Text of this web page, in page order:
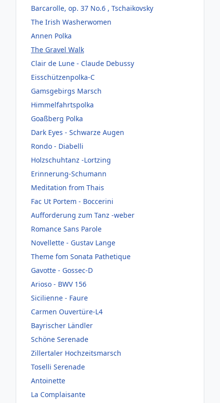
Barcarolle, op. 37 No.6 , Tschaikovsky
The Irish Washerwomen
Annen Polka
The Gravel Walk
Clair de Lune - Claude Debussy
Eisschützenpolka-C
Gamsgebirgs Marsch
Himmelfahrtspolka
Goaßberg Polka
Dark Eyes - Schwarze Augen
Rondo - Diabelli
Holzschuhtanz -Lortzing
Erinnerung-Schumann
Meditation from Thais
Fac Ut Portem - Boccerini
Aufforderung zum Tanz -weber
Romance Sans Parole
Novellette - Gustav Lange
Theme fom Sonata Pathetique
Gavotte - Gossec-D
Arioso - BWV 156
Sicilienne - Faure
Carmen Ouvertüre-L4
Bayrischer Ländler
Schöne Serenade
Zillertaler Hochzeitsmarsch
Toselli Serenade
Antoinette
La Complaisante